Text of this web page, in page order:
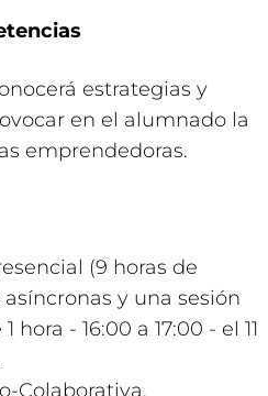
estrategias y
en el alumnado la
emprendedoras.
(9 horas de
y una sesión
hora - 16:00 a 17:00 - el 11
Colaborativa.